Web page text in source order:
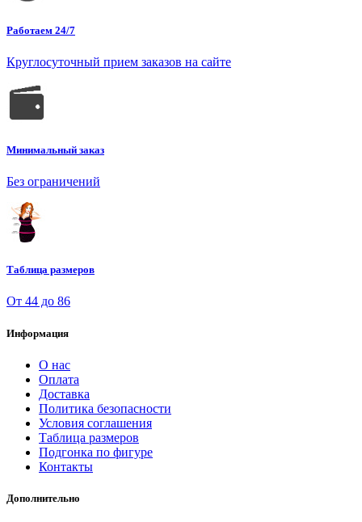
Работаем 24/7
Круглосуточный прием заказов на сайте
Минимальный заказ
Без ограничений
Таблица размеров
От 44 до 86
Информация
О нас
Оплата
Доставка
Политика безопасности
Условия соглашения
Таблица размеров
Подгонка по фигуре
Контакты
Дополнительно